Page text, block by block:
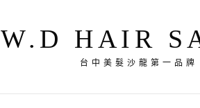
W.D HAIR
台中美髮沙龍第一品牌